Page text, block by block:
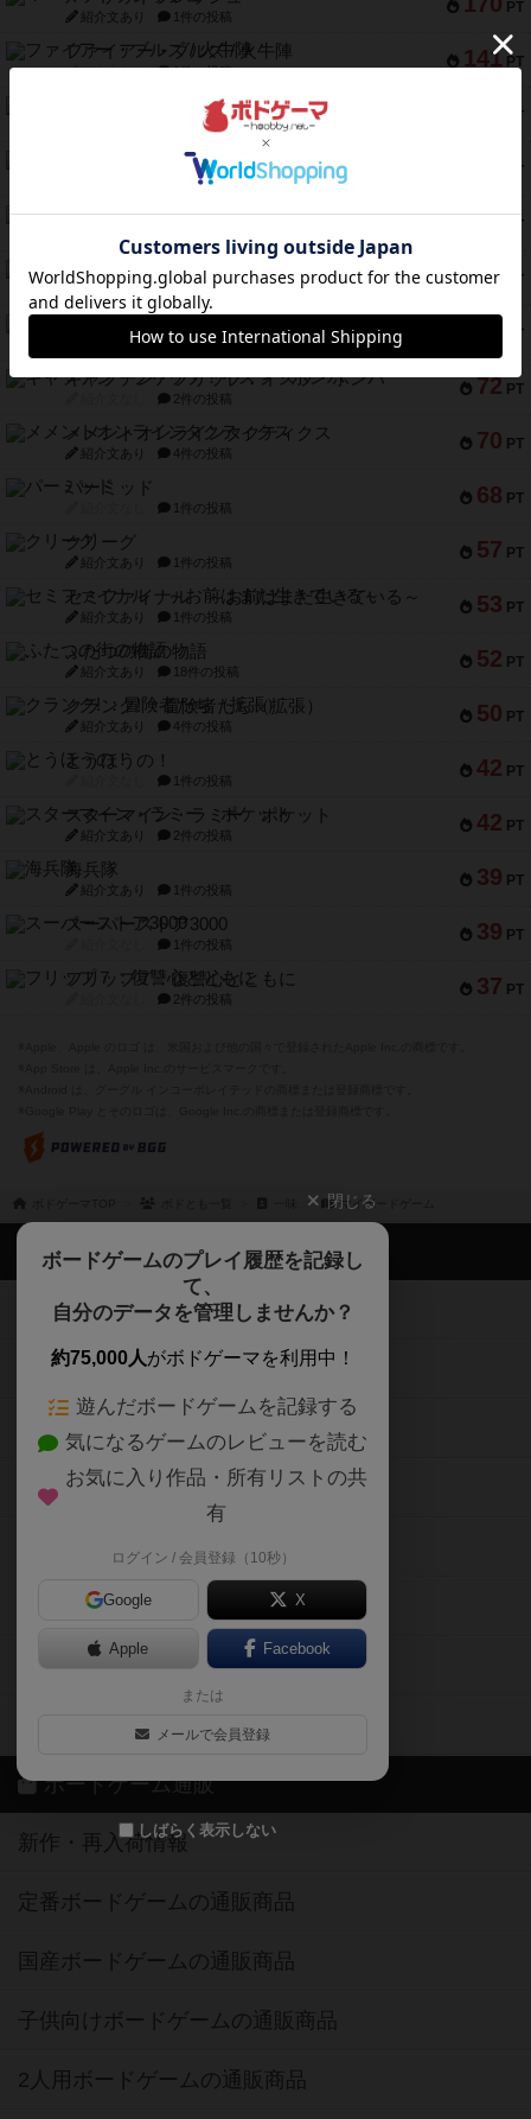
PT
紹介文あり 1件の投稿
141 PT
ファイアー・ブルズ / 火牛陣
紹介文なし 1件の投稿
PT
ワン・トゥ・ファイブ
1件の投稿
PT
トランスオリエント・エクスプレス
1件の投稿
118 PT
フラットアイアン
118 PT
エコーズ・オブ・タイム
紹介文なし 8件の投稿
PT
紹介文あり 1件の投稿
72 PT
キャプテン・フリップ：イスラ・ボンバ
2件の投稿
70 PT
メメントオンラインタクティクス
紹介文あり 4件の投稿
68 PT
パーミッド
1件の投稿
57 PT
クリーグ
紹介文あり 1件の投稿
53 PT
セミファイナル ～お前はまだ生きている～
紹介文あり 1件の投稿
52 PT
ふたつの街の物語
紹介文あり 18件の投稿
50 PT
クランク! ：冒険者たち（拡張）
紹介文あり 4件の投稿
42 PT
とうほうの！
1件の投稿
42 PT
スターマイン・ラミー ポケット
紹介文あり 2件の投稿
39 PT
海兵隊
紹介文あり 1件の投稿
39 PT
スーパーストア3000
1件の投稿
37 PT
フリップ７：復讐心とともに
2件の投稿
マイボードゲーム
閉じる
ボードゲームのプレイ履歴を記録し
て、
自分のデータを管理しませんか？
約75,000人がボドゲーマを利用中！
遊んだボードゲームを記録する
気になるゲームのレビューを読む
お気に入り作品・所有リストの共
有
ログイン / 会員登録（10秒）
Google X
Apple Facebook
または
メールで会員登録
しばらく表示しない
ボドゲーマTOP
ボードゲームを検索する
ボードゲームの新着レビュー
ボードゲーム会情報
メカニクス特集
掲示板・トピックス
ボドとも・会員一覧
ボードゲーム業界コラム
ボドゲーマご利用案内
ボードゲーム通販
新作・再入荷情報
定番ボードゲームの通販商品
国産ボードゲームの通販商品
子供向けボードゲームの通販商品
2人用ボードゲームの通販商品